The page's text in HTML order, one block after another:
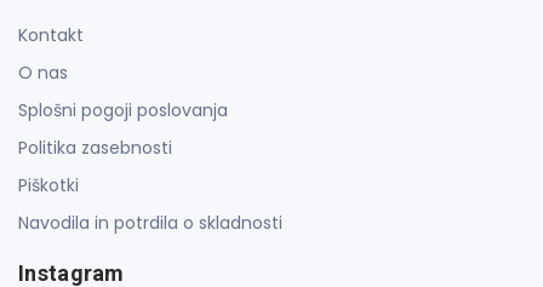
Kontakt
O nas
Splošni pogoji poslovanja
Politika zasebnosti
Piškotki
Navodila in potrdila o skladnosti
Instagram